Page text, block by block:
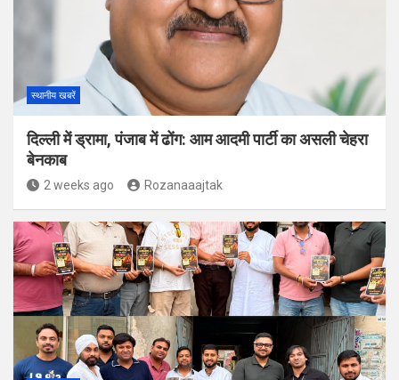
स्थानीय खबरें
दिल्ली में ड्रामा, पंजाब में ढोंग: आम आदमी पार्टी का असली चेहरा
बेनकाब
2 weeks ago Rozanaaajtak